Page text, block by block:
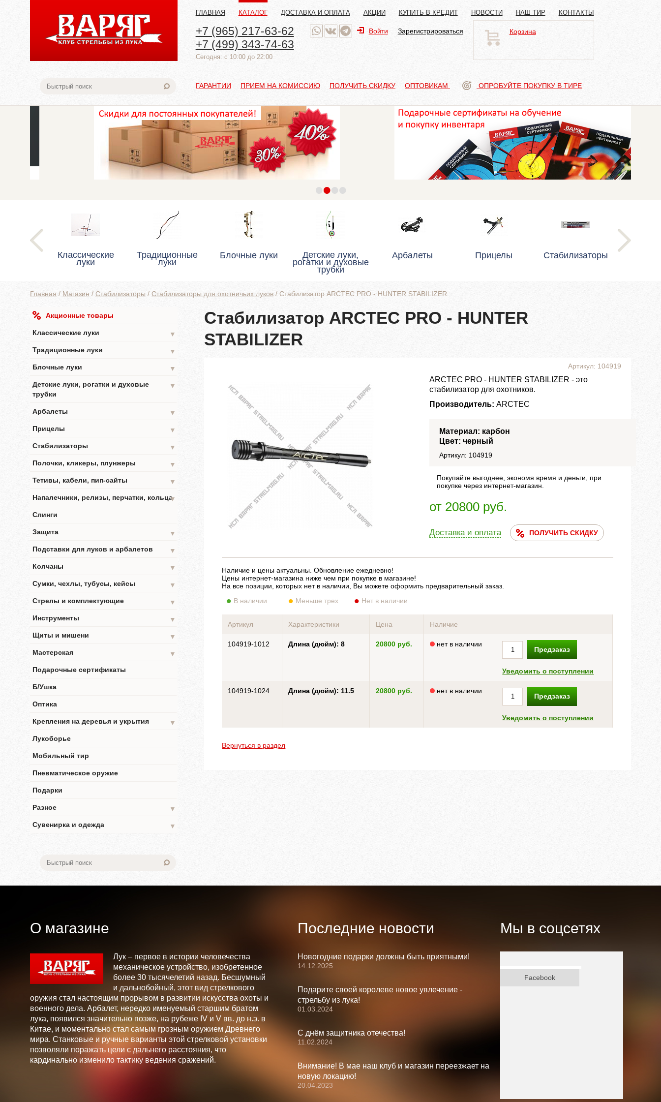
ГЛАВНАЯ КАТАЛОГ ДОСТАВКА И ОПЛАТА АКЦИИ КУПИТЬ В КРЕДИТ НОВОСТИ НАШ ТИР КОНТАКТЫ
+7 (965) 217-63-62
+7 (499) 343-74-63
Cегодня: с 10:00 до 22:00
Войти Зарегистрироваться Корзина
ГАРАНТИИ ПРИЕМ НА КОМИССИЮ ПОЛУЧИТЬ СКИДКУ ОПТОВИКАМ ОПРОБУЙТЕ ПОКУПКУ В ТИРЕ
••••
Классические
луки
Традиционные
луки
Блочные луки Детские луки,
рогатки и духовые
трубки
Арбалеты Прицелы Стабилизаторы
Главная / Магазин / Стабилизаторы / Стабилизаторы для охотничьих луков / Стабилизатор ARCTEC PRO - HUNTER STABILIZER
Акционные товары
Классические луки
▼
Традиционные луки
▼
Блочные луки
▼
Детские луки, рогатки и духовые
трубки
▼
Арбалеты
▼
Прицелы
▼
Стабилизаторы
▼
Полочки, кликеры, плунжеры
▼
Тетивы, кабели, пип-сайты
▼
Напалечники, релизы, перчатки, кольца▼
Слинги
Защита
▼
Подставки для луков и арбалетов
▼
Колчаны
▼
Сумки, чехлы, тубусы, кейсы
▼
Стрелы и комплектующие
▼
Инструменты
▼
Щиты и мишени
▼
Мастерская
▼
Подарочные сертификаты
Б/Ушка
Оптика
Крепления на деревья и укрытия
▼
Лукоборье
Мобильный тир
Пневматическое оружие
Подарки
Разное
▼
Сувенирка и одежда
▼
Стабилизатор ARCTEC PRO - HUNTER
STABILIZER
Артикул: 104919
ARCTEC PRO - HUNTER STABILIZER - это
стабилизатор для охотников.
Производитель: ARCTEC
Материал: карбон
Цвет: черный
Артикул: 104919
Покупайте выгоднее, экономя время и деньги, при
покупке через интернет-магазин.
от 20800 руб.
Доставка и оплата ПОЛУЧИТЬ СКИДКУ
Наличие и цены актуальны. Обновление ежедневно!
Цены интернет-магазина ниже чем при покупке в магазине!
На все позиции, которых нет в наличии, Вы можете оформить предварительный заказ.
В наличии
Меньше трех Нет в наличии
Артикул Характеристики Цена Наличие
104919-1012 Длина (дюйм): 8 20800 руб. нет в наличии
Предзаказ
Уведомить о поступлении
104919-1024 Длина (дюйм): 11.5 20800 руб. нет в наличии
Предзаказ
Уведомить о поступлении
Вернуться в раздел
О магазине
Лук – первое в истории человечества
механическое устройство, изобретенное
более 30 тысячелетий назад. Бесшумный
и дальнобойный, этот вид стрелкового
оружия стал настоящим прорывом в развитии искусства охоты и
военного дела. Арбалет, нередко именуемый старшим братом
лука, появился значительно позже, на рубеже IV и V вв. до н.э. в
Китае, и моментально стал самым грозным оружием Древнего
мира. Станковые и ручные варианты этой стрелковой установки
позволяли поражать цели с дальнего расстояния, что
кардинально изменило тактику ведения сражений.
Последние новости
Новогодние подарки должны быть приятными!
14.12.2025
Подарите своей королеве новое увлечение -
стрельбу из лука!
01.03.2024
С днём защитника отечества!
11.02.2024
Внимание! В мае наш клуб и магазин переезжает на
новую локацию!
20.04.2023
Мы в соцсетях
Facebook